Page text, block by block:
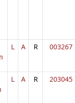
L A R 003267
L A R 203045